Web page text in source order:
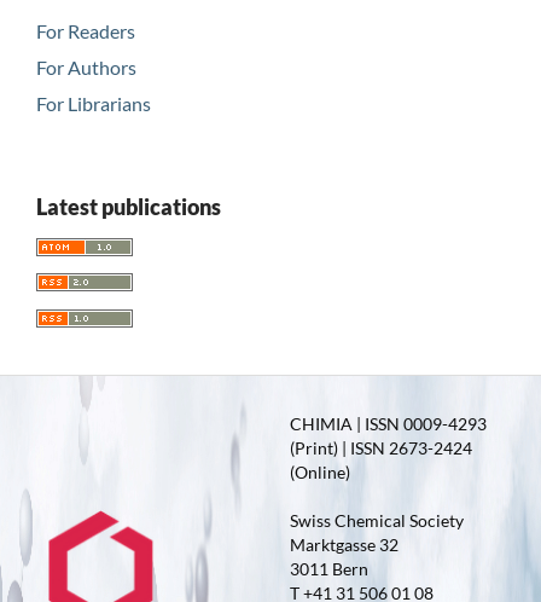
For Readers
For Authors
For Librarians
Latest publications
CHIMIA | ISSN 0009-4293
(Print) | ISSN 2673-2424
(Online)
Swiss Chemical Society
Marktgasse 32
3011 Bern
T +41 31 506 01 08